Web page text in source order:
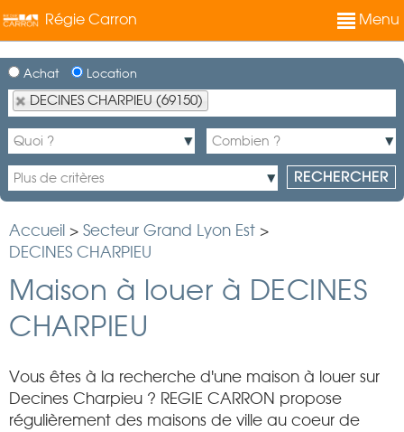
Régie Carron Menu
Achat Location
DECINES CHARPIEU (69150)
Accueil > Secteur Grand Lyon Est >
DECINES CHARPIEU
Maison à louer à DECINES
CHARPIEU
Vous êtes à la recherche d'une maison à louer sur
Decines Charpieu ? REGIE CARRON propose
régulièrement des maisons de ville au coeur de